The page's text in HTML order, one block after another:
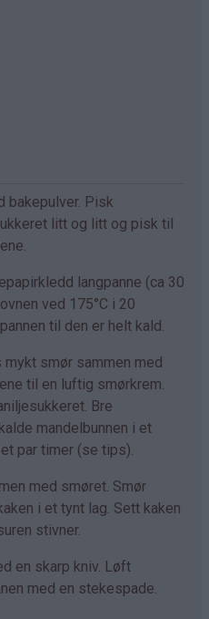
bakepulver. Pisk
litt og litt og pisk til
langpanne (ca 30
ved 175°C i 20
til den er helt kald.
smør sammen med
til en luftig smørkrem.
Bre
mandelbunnen i et
par timer (se tips).
med smøret. Smør
i et tynt lag. Sett kaken
stivner.
en skarp kniv. Løft
med en stekespade.